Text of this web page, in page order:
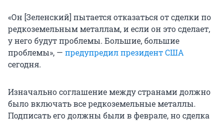
«Он [Зеленский] пытается отказаться от сделки по
редкоземельным металлам, и если он это сделает,
у него будут проблемы. Большие, большие
проблемы», — предупредил президент США
сегодня.
Изначально соглашение между странами должно
было включать все редкоземельные металлы.
Подписать его должны были в феврале, но сделка